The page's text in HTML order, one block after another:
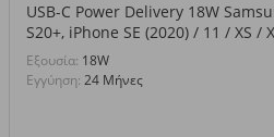
USB-C Power Delivery 18W
S20+, iPhone SE (2020) / 11 / XS /
Eξουσία: 18W
Εγγύηση: 24 Μήνες